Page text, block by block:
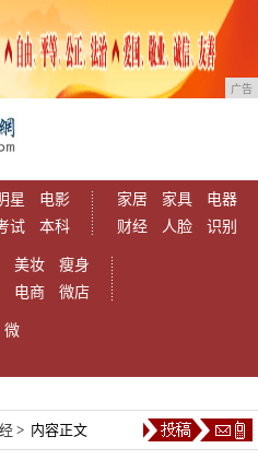
广告
星
电影
试 本科
家居 家具
电器
财经
人脸 识别
美妆
瘦身
电商 微店
微
> 内容正文